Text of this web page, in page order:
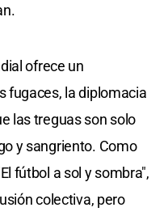
ofrece un
fugaces, la diplomacia
las treguas son solo
y sangriento. Como
fútbol a sol y sombra",
colectiva, pero